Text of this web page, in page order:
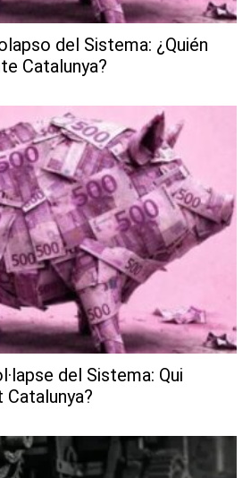
del Sistema: ¿Quién
Catalunya?
del Sistema: Qui